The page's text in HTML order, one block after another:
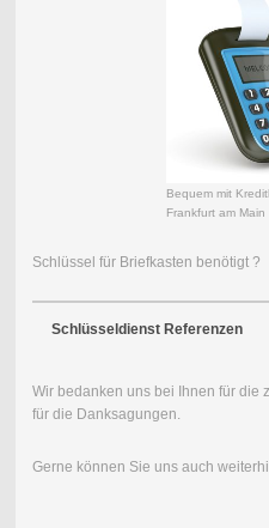
Bequem mit
Frankfurt am Main
Schlüssel für Briefkasten benötigt ?
Schlüsseldienst Referenzen
Wir bedanken uns bei Ihnen für die
für die Danksagungen.
Gerne können Sie uns auch